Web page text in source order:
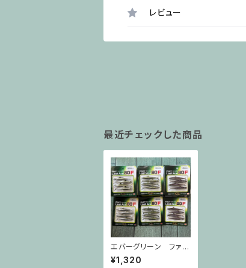
レビュー
最近チェックした商品
エバーグリーン ファク
ト ラストエース８０F
¥1,320